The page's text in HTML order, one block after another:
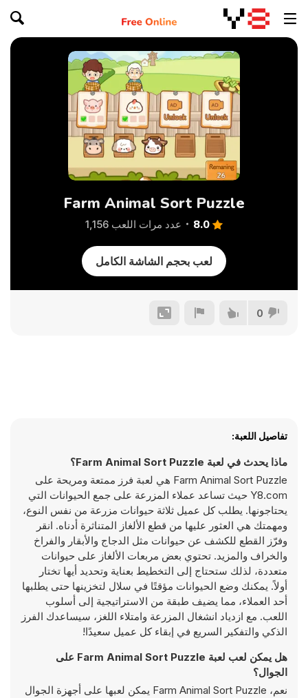
Farm Animal Sort Puzzle
8.0 عدد مرات اللعب 1,156
لعب بحجم الشاشة الكامل
0
تفاصيل اللعبة:
ماذا يحدث في لعبة Farm Animal Sort Puzzle؟
Farm Animal Sort Puzzle هي لعبة فرز ممتعة ومريحة على
Y8.com حيث تساعد عملاء المزرعة على جمع الحيوانات التي
يحتاجونها. يطلب كل عميل ثلاثة حيوانات مزرعة من نفس النوع،
ومهمتك هي العثور عليها من قطع الألغاز المتناثرة أدناه. انقر
وفرّز القطع للكشف عن حيوانات مثل الدجاج والأبقار والفراخ
والخراف والمزيد. تحتوي بعض مربعات الألغاز على حيوانات
متعددة، لذلك ستحتاج إلى التخطيط بعناية وتحديد أيها تختار
أولاً. يمكنك وضع الحيوانات مؤقتًا في سلال لتخزينها حتى يطلبها
أحد العملاء، مما يضيف طبقة من الاستراتيجية إلى أسلوب
اللعب. مع ازدياد انشغال المزرعة وامتلاء اللغز، سيساعدك الفرز
الذكي والتفكير السريع في إبقاء كل عميل سعيدًا!
هل يمكن لعب لعبة Farm Animal Sort Puzzle على
الجوال؟
نعم، Farm Animal Sort Puzzle يمكن لعبها على أجهزة الجوال